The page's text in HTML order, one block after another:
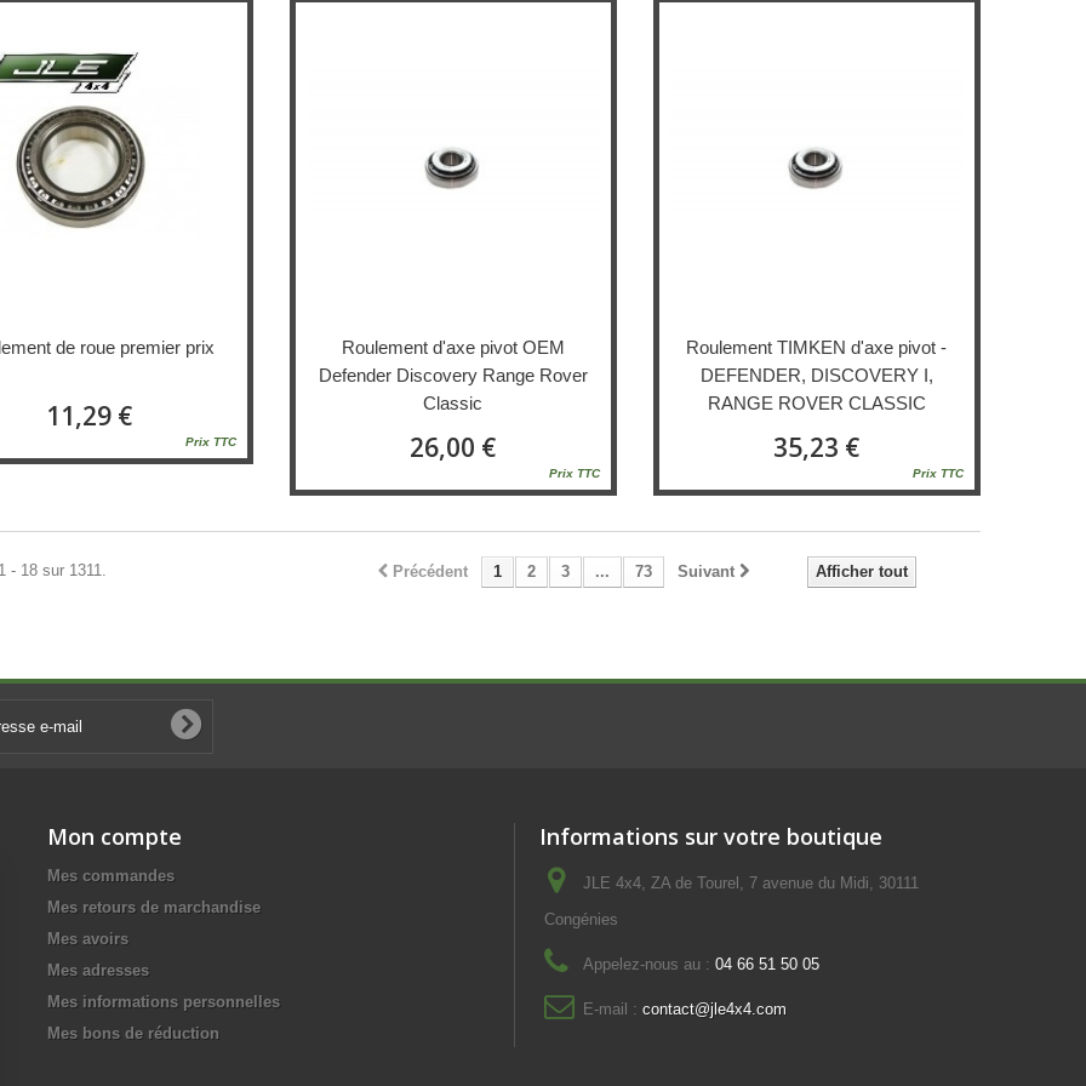
de roue premier prix
11,29 €
Prix TTC
Roulement d'axe pivot OEM
Defender Discovery Range Rover
Classic
26,00 €
Prix TTC
Roulement TIMKEN d'axe pivot -
DEFENDER, DISCOVERY I,
RANGE ROVER CLASSIC
35,23 €
Prix TTC
Afficher tout
Précédent 1 2 3 ... 73 Suivant
- 18 sur 1311.
Mon compte
Mes commandes
Mes retours de marchandise
Mes avoirs
Mes adresses
Mes informations personnelles
Mes bons de réduction
Informations sur votre boutique
JLE 4x4, ZA de Tourel, 7 avenue du Midi, 30111
Congénies
Appelez-nous au : 04 66 51 50 05
E-mail : contact@jle4x4.com